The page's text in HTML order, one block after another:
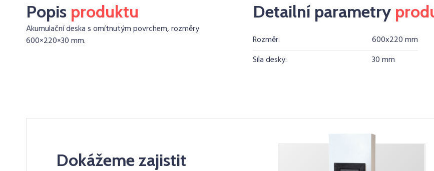
Popis produktu
Akumulační deska s omítnutým povrchem, rozměry
600×220×30 mm.
Detailní parametry
Rozměr:
600x220 mm
Síla desky:
30 mm
Dokážeme zajistit